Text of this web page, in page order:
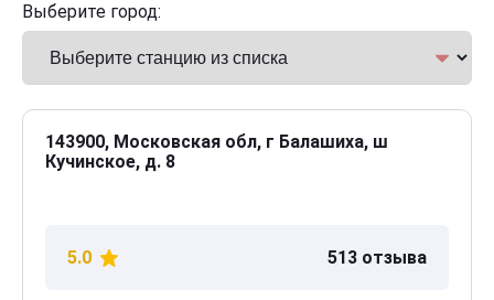
Выберите город:
143900, Московская обл, г Балашиха, ш
Кучинское, д. 8
5.0 513 отзыва